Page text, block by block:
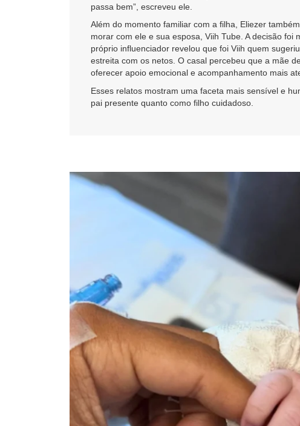
passa bem”, escreveu ele.
Além do momento familiar com a filha, Eliezer
morar com ele e sua esposa, Viih Tube. A decisão
próprio influenciador revelou que foi Viih quem
estreita com os netos. O casal percebeu que a mãe
oferecer apoio emocional e acompanhamento mais
Esses relatos mostram uma faceta mais sensível e
pai presente quanto como filho cuidadoso.